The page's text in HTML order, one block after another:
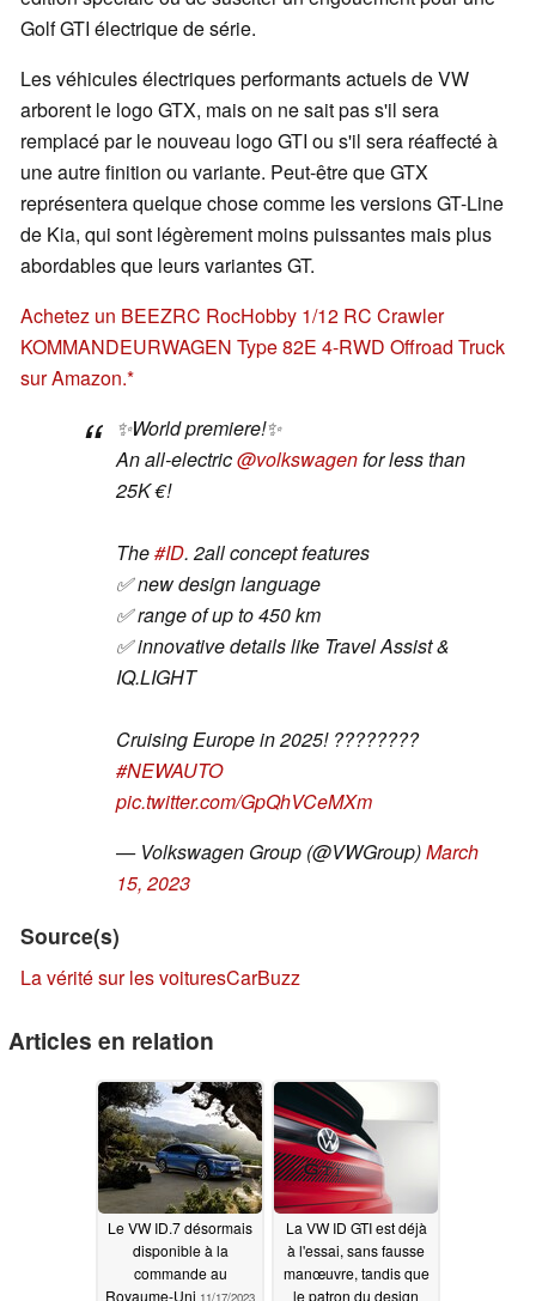
Golf GTI électrique de série.
Les véhicules électriques performants actuels de VW
arborent le logo GTX, mais on ne sait pas s'il sera
remplacé par le nouveau logo GTI ou s'il sera réaffecté à
une autre finition ou variante. Peut-être que GTX
représentera quelque chose comme les versions GT-Line
de Kia, qui sont légèrement moins puissantes mais plus
abordables que leurs variantes GT.
Achetez un BEEZRC RocHobby 1/12 RC Crawler
KOMMANDEURWAGEN Type 82E 4-RWD Offroad Truck
sur Amazon.
✨World premiere!✨
An all-electric@volkswagenfor less than
25K €!
The#ID. 2all concept features
✅ new design language
✅ range of up to 450 km
✅ innovative details like Travel Assist &
IQ.LIGHT
Cruising Europe in 2025! ????????
#NEWAUTO
pic.twitter.com/GpQhVCeMXm
— Volkswagen Group (@VWGroup)March
15, 2023
Source(s)
La vérité sur les voituresCarBuzz
Articles en relation
Le VW ID.7 désormais
disponible à la
commande au
Royaume-Uni
La VW ID GTI est déjà
à l'essai, sans fausse
manœuvre, tandis que
le patron du design